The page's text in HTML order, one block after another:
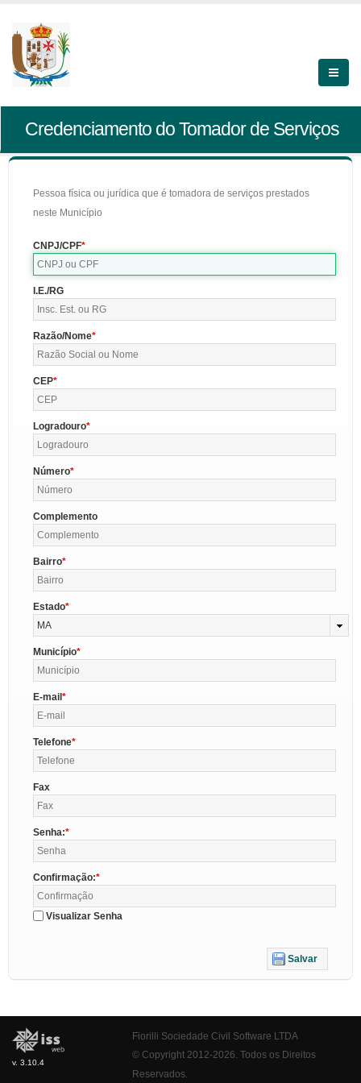
Credenciamento do Tomador de Serviços
Pessoa física ou jurídica que é tomadora de serviços prestados
neste Município
CNPJ/CPF
I.E./RG
Razão/Nome
CEP
Logradouro
Número
Complemento
Bairro
Estado
MA
Município
E-mail
Telefone
Fax
Senha:
Confirmação:
Visualizar Senha
Salvar
v. 3.10.4
Fiorilli Sociedade Civil Software LTDA
© Copyright 2012-2026. Todos os Direitos
Reservados.